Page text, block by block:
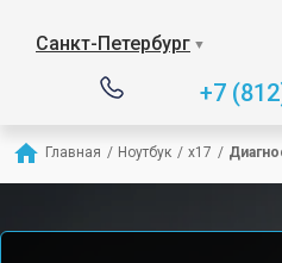
Санкт-Петербург ▼
+7
Главная / Ноутбук / x17 /